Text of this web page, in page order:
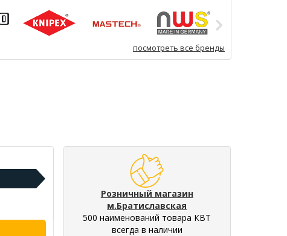
посмотреть все бренды
Розничный магазин
м.Братиславская
500 наименований товара КВТ
всегда в наличии